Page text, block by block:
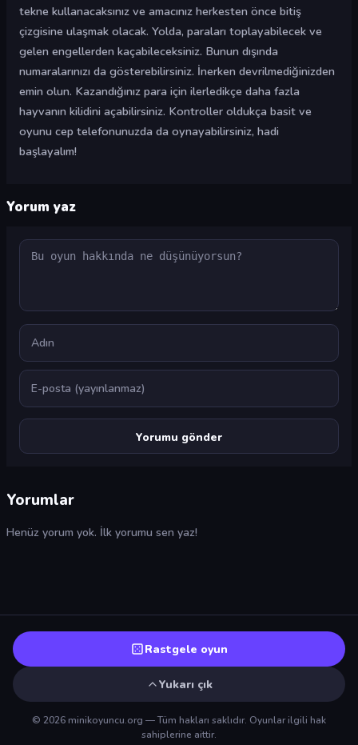
tekne kullanacaksınız ve amacınız herkesten önce bitiş
çizgisine ulaşmak olacak. Yolda, paraları toplayabilecek ve
gelen engellerden kaçabileceksiniz. Bunun dışında
numaralarınızı da gösterebilirsiniz. İnerken devrilmediğinizden
emin olun. Kazandığınız para için ilerledikçe daha fazla
hayvanın kilidini açabilirsiniz. Kontroller oldukça basit ve
oyunu cep telefonunuzda da oynayabilirsiniz, hadi
başlayalım!
Yorum yaz
Yorum
Ad
E-posta
Yorumlar
Henüz yorum yok. İlk yorumu sen yaz!
Rastgele oyun
Yukarı çık
© 2026 minikoyuncu.org — Tüm hakları saklıdır. Oyunlar ilgili hak
sahiplerine aittir.